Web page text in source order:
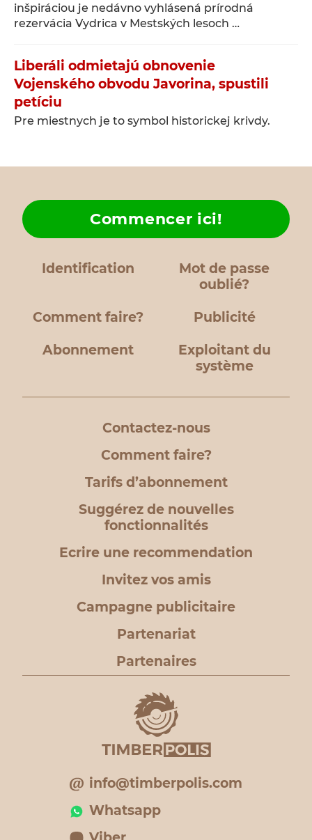
inšpiráciou je nedávno vyhlásená prírodná
rezervácia Vydrica v Mestských lesoch …
Liberáli odmietajú obnovenie
Vojenského obvodu Javorina, spustili
petíciu
Pre miestnych je to symbol historickej krivdy.
Identification
Mot de passe
oublié?
Comment faire?
Commencer ici!
Publicité
Abonnement
Exploitant du
système
Contactez-nous
Comment faire?
Tarifs d’abonnement
Suggérez de nouvelles
fonctionnalités
Ecrire une recommendation
Invitez vos amis
Campagne publicitaire
Partenariat
Partenaires
info@timberpolis.com
Whatsapp